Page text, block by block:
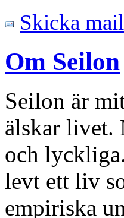
Skicka
Om Seilon
Seilon är
älskar livet.
och
levt ett liv
empiriska